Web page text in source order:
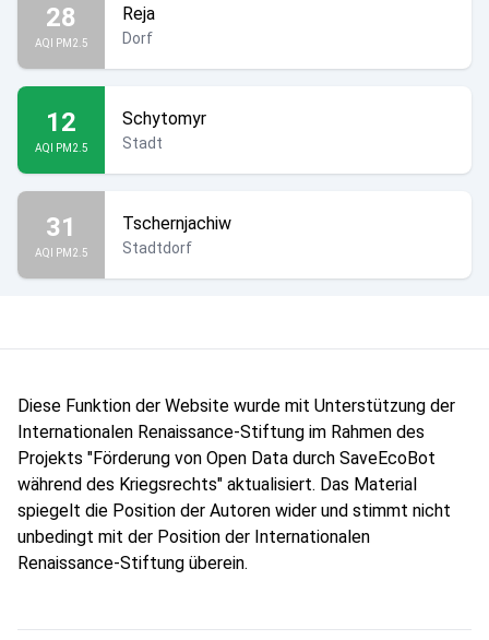
28
AQI PM2.5
Reja
Dorf
12
AQI PM2.5
Schytomyr
Stadt
31
AQI PM2.5
Tschernjachiw
Stadtdorf
Diese Funktion der Website wurde mit Unterstützung der
Internationalen Renaissance-Stiftung im Rahmen des
Projekts "Förderung von Open Data durch SaveEcoBot
während des Kriegsrechts" aktualisiert. Das Material
spiegelt die Position der Autoren wider und stimmt nicht
unbedingt mit der Position der Internationalen
Renaissance-Stiftung überein.